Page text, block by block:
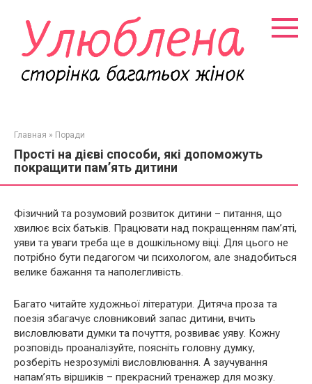
контенту
Главная » Поради
Прості на дієві способи, які допоможуть
покращити пам’ять дитини
Фізичний та розумовий розвиток дитини – питання, що
хвилює всіх батьків. Працювати над покращенням пам’яті,
уяви та уваги треба ще в дошкільному віці. Для цього не
потрібно бути педагогом чи психологом, але знадобиться
велике бажання та наполегливість.
Багато читайте художньої літератури. Дитяча проза та
поезія збагачує словниковий запас дитини, вчить
висловлювати думки та почуття, розвиває уяву. Кожну
розповідь проаналізуйте, поясніть головну думку,
розберіть незрозумілі висловлювання. А заучування
напам’ять віршиків – прекрасний тренажер для мозку.